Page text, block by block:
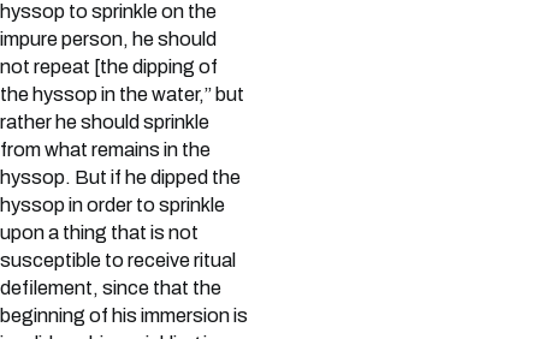
hyssop to sprinkle on the
impure person, he should
not repeat [the dipping of
the hyssop in the water,” but
rather he should sprinkle
from what remains in the
hyssop. But if he dipped the
hyssop in order to sprinkle
upon a thing that is not
susceptible to receive ritual
defilement, since that the
beginning of his immersion is